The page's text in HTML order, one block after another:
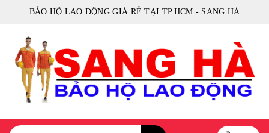
BẢO HỘ LAO ĐỘNG GIÁ RẺ TẠI TP.HCM - SANG HÀ